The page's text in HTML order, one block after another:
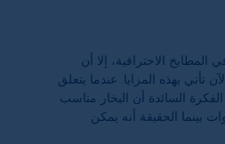
المطابخ الاحترافية، إلا أن
تأتي بهذه المزايا. عندما يتعلق
الفكرة السائدة أن البخار مناسب
بينما الحقيقة أنه يمكن